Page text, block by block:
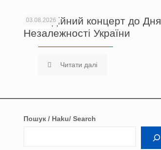
03.08.2026
Благодійний концерт до Дня
Незалежності України
Читати далі
Пошук / Haku/ Search